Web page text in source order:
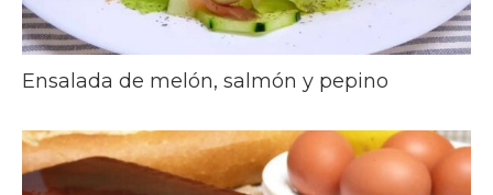
Ensalada de melón, salmón y pepino